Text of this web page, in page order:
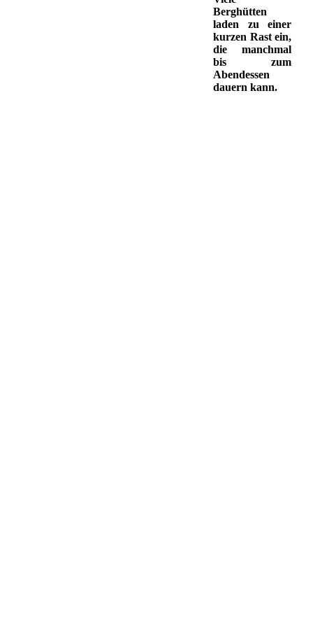
Berghütten
laden zu einer
kurzen Rast ein,
die manchmal
bis zum
Abendessen
dauern kann.